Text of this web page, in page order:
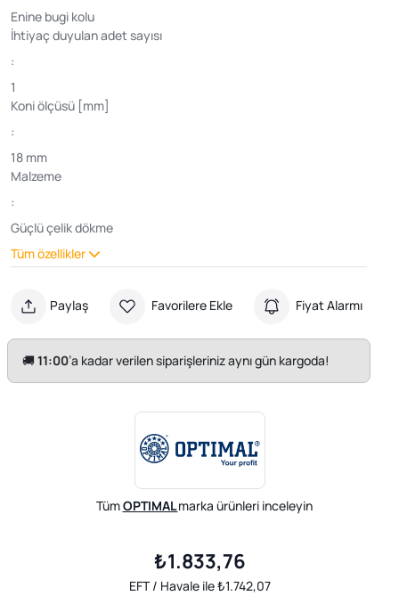
Enine bugi kolu
İhtiyaç duyulan adet sayısı
:
1
Koni ölçüsü [mm]
:
18 mm
Malzeme
:
Güçlü çelik dökme
Tüm özellikler
Paylaş Favorilere Ekle Fiyat Alarmı
🚚11:00’a kadar verilen siparişleriniz aynı gün kargoda!
TümOPTIMALmarka ürünleri inceleyin
₺1.833,76
EFT / Havale ile ₺1.742,07